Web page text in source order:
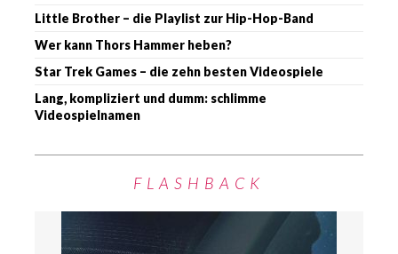
Little Brother – die Playlist zur Hip-Hop-Band
Wer kann Thors Hammer heben?
Star Trek Games – die zehn besten Videospiele
Lang, kompliziert und dumm: schlimme
Videospielnamen
FLASHBACK